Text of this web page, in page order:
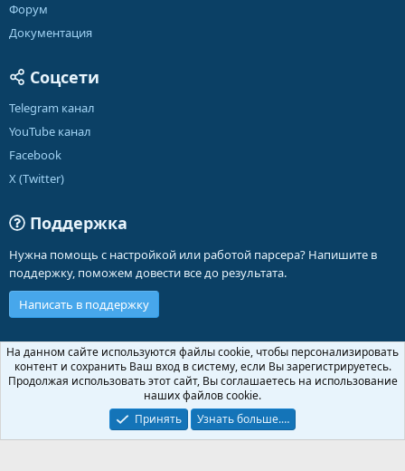
Форум
Документация
Соцсети
Telegram канал
YouTube канал
Facebook
X (Twitter)
Поддержка
Нужна помощь с настройкой или работой парсера? Напишите в
поддержку, поможем довести все до результата.
Написать в поддержку
Russian (RU)
Обратная связь
Условия и правила
Политика конфиденциальности
Помощь
Community platform by XenForo ® © 2010-2026 XenForo Ltd.
На данном сайте используются файлы cookie, чтобы персонализировать
контент и сохранить Ваш вход в систему, если Вы зарегистрируетесь.
Продолжая использовать этот сайт, Вы соглашаетесь на использование
наших файлов cookie.
Принять
Узнать больше.…